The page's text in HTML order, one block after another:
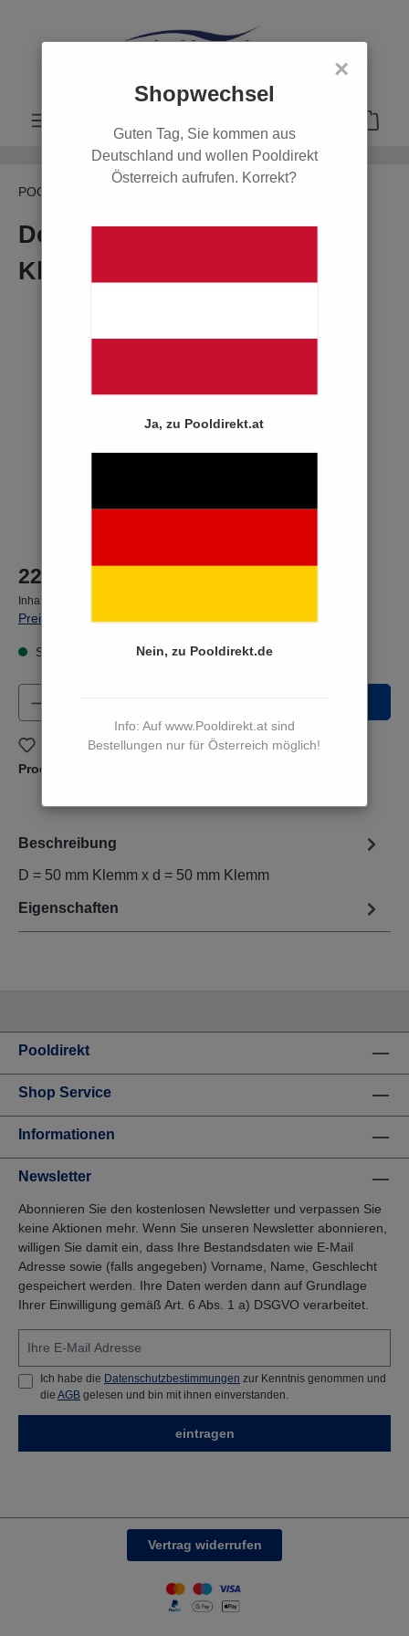
×
Shopwechsel
Guten Tag, Sie kommen aus
Deutschland und wollen Pooldirekt
Österreich aufrufen. Korrekt?
Ja, zu Pooldirekt.at
Nein, zu Pooldirekt.de
Info: Auf www.Pooldirekt.at sind
Bestellungen nur für Österreich möglich!
POOL
Doppelverschraubung 50
Klemm - 50 Klemm
22,90 €*
Inhalt:
Preise inkl. MwSt. zzgl. Versandkosten
Sofort versandfertig, Lieferzeit 3 bis 5 Werktage
Produkt Anzahl: Gib den gewünschten
Zum Merkzettel hinzufügen
Produktnummer:
Beschreibung
D = 50 mm Klemm x d = 50 mm Klemm
Eigenschaften
Pooldirekt
Shop Service
Informationen
Newsletter
Abonnieren Sie den kostenlosen Newsletter und verpassen Sie
keine Aktionen mehr. Wenn Sie unseren Newsletter abonnieren,
willigen Sie damit ein, dass Ihre Bestandsdaten wie E-Mail
Adresse sowie (falls angegeben) Vorname, Name, Geschlecht
gespeichert werden. Ihre Daten werden dann auf Grundlage
Ihrer Einwilligung gemäß Art. 6 Abs. 1 a) DSGVO verarbeitet.
Ich habe die Datenschutzbestimmungen zur Kenntnis genommen und
die AGB gelesen und bin mit ihnen einverstanden.
eintragen
Vertrag widerrufen